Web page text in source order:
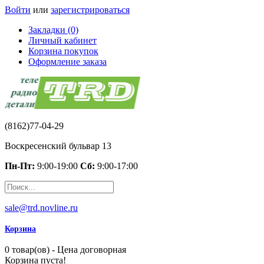
Войти или зарегистрироваться
Закладки (0)
Личный кабинет
Корзина покупок
Оформление заказа
(8162)77-04-29
Воскресенский бульвар 13
Пн-Пт: 9:00-19:00 Сб: 9:00-17:00
sale@trd.novline.ru
Корзина
0 товар(ов) - Цена договорная
Корзина пуста!